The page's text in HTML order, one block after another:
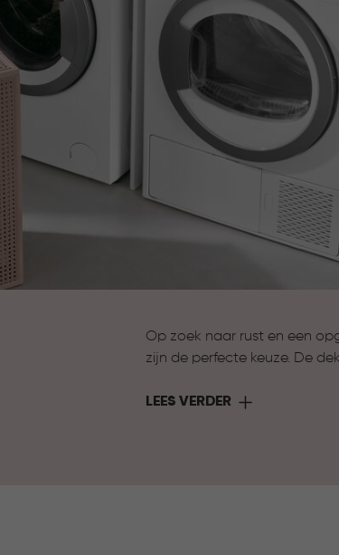
Op zoek naar rust en een
zijn de perfecte keuze. De
Ideaal voor ruimtes waar je
LEES VERDER